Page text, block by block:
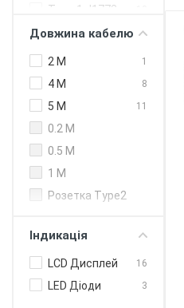
200 кВт (DC)
250 кВт (DC)
300 кВт
Type 1 J1772
Довжина кабелю
2 M 1
4 M 8
5 M 11
0.2 M
0.5 M
1 M
Розетка Type2
Індикація
LCD Дисплей 16
LED Діоди 3